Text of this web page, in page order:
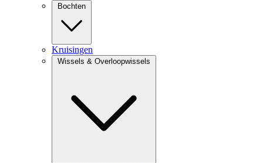
Bochten
Kruisingen
Wissels & Overloopwissels